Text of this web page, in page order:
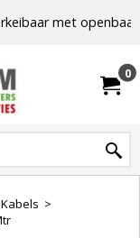
met
0
>